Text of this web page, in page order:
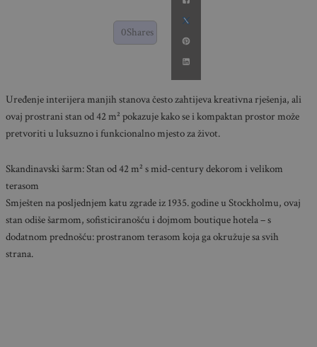
0Shares
Uređenje interijera manjih stanova često zahtijeva kreativna rješenja, ali
ovaj prostrani stan od 42 m² pokazuje kako se i kompaktan prostor može
pretvoriti u luksuzno i funkcionalno mjesto za život.
Skandinavski šarm: Stan od 42 m² s mid-century dekorom i velikom
terasom
Smješten na posljednjem katu zgrade iz 1935. godine u Stockholmu, ovaj
stan odiše šarmom, sofisticiranošću i dojmom boutique hotela – s
dodatnom prednošću: prostranom terasom koja ga okružuje sa svih
strana.